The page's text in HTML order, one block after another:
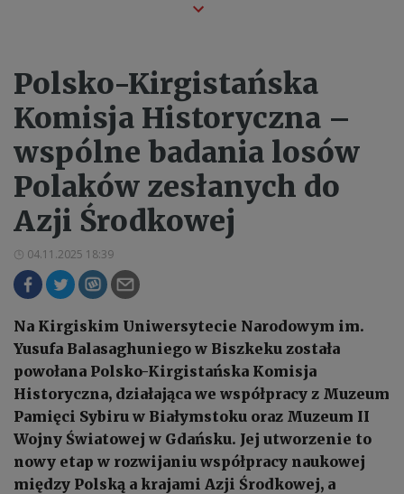
Polsko-Kirgistańska
Komisja Historyczna –
wspólne badania losów
Polaków zesłanych do
Azji Środkowej
04.11.2025 18:39
Na Kirgiskim Uniwersytecie Narodowym im.
Yusufa Balasaghuniego w Biszkeku została
powołana Polsko-Kirgistańska Komisja
Historyczna, działająca we współpracy z Muzeum
Pamięci Sybiru w Białymstoku oraz Muzeum II
Wojny Światowej w Gdańsku. Jej utworzenie to
nowy etap w rozwijaniu współpracy naukowej
między Polską a krajami Azji Środkowej, a